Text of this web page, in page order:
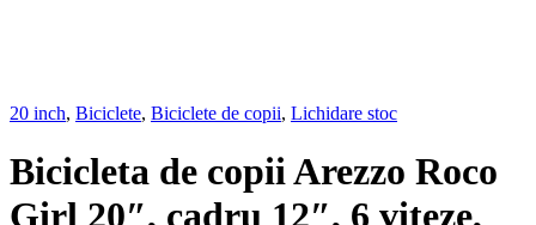
20 inch, Biciclete, Biciclete de copii, Lichidare stoc
Bicicleta de copii Arezzo Roco
Girl 20″, cadru 12″, 6 viteze,